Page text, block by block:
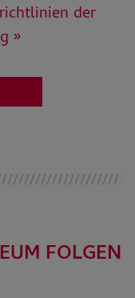
der
»
FOLGEN